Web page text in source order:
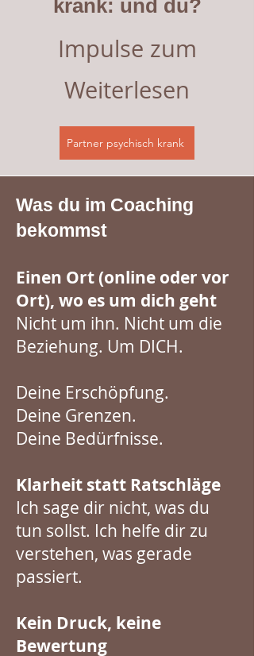
krank: und du?
Impulse zum
Weiterlesen
Partner psychisch krank
Was du im Coaching
bekommst
Einen Ort (online oder vor
Ort), wo es um dich geht
Nicht um ihn. Nicht um die
Beziehung. Um DICH.
Deine Erschöpfung.
Deine Grenzen.
Deine Bedürfnisse.
Klarheit statt Ratschläge
Ich sage dir nicht, was du
tun sollst. Ich helfe dir zu
verstehen, was gerade
passiert.
Kein Druck, keine
Bewertung